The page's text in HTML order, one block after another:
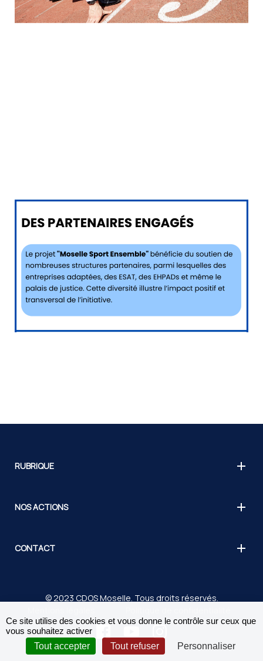
RUBRIQUE
NOS ACTIONS
CONTACT
© 2023 CDOS Moselle. Tous droits réservés.
Ce site utilise des cookies et vous donne le contrôle sur ceux que
vous souhaitez activer
Tout accepter
Tout refuser Personnaliser